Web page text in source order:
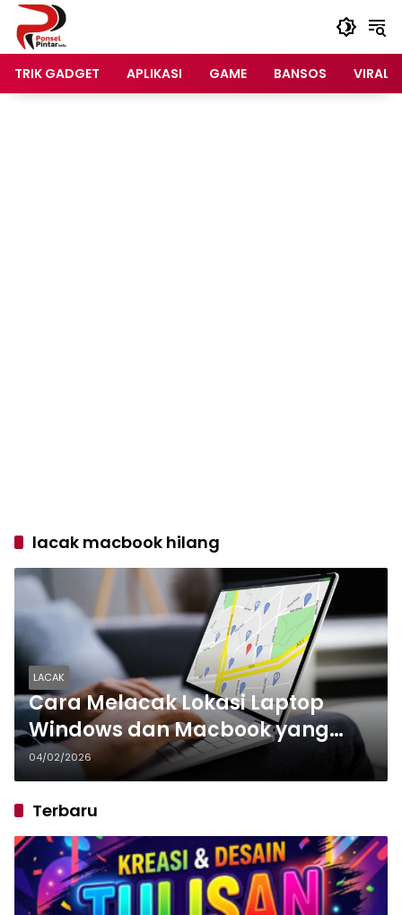
Langsung
konten
TRIK GADGET
APLIKASI GAME BANSOS VIRAL
lacak macbook hilang
LACAK
Cara Melacak Lokasi Laptop
Windows dan Macbook yang
Hilang
04/02/2026
Terbaru